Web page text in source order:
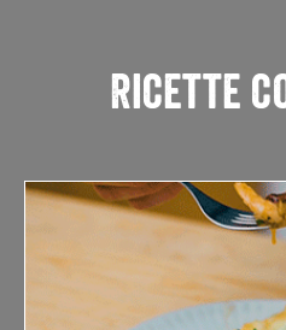
Ricette